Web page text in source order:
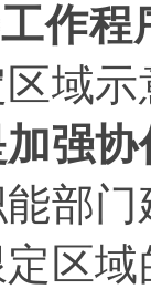
作程
域
加强协
部
区域